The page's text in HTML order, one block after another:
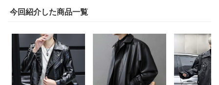
今回紹介した商品一覧